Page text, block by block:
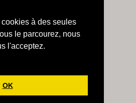
à des seules
le parcourez, nous
l'acceptez.
OK